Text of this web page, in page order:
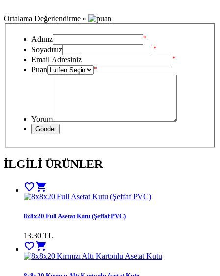
Ortalama Değerlendirme »
Adınız *
Soyadınız *
Email Adresiniz *
Puan *
Yorum
İLGİLİ ÜRÜNLER
favorite_bordershopping_cart
8x8x20 Full Asetat Kutu (Şeffaf PVC)
13.30 TL
favorite_bordershopping_cart